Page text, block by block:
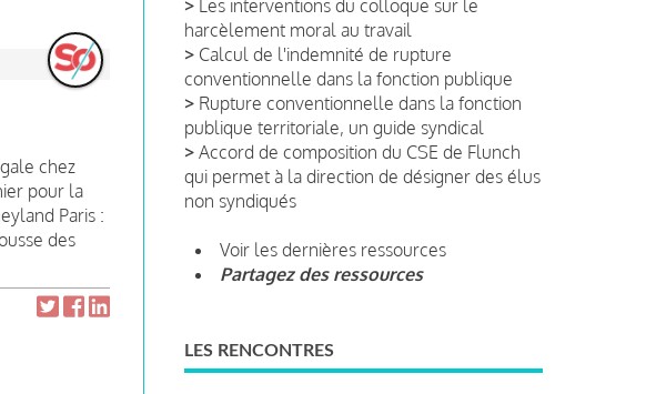
chez
pour la
Paris :
des
> Les interventions du colloque sur le
harcèlement moral au travail
> Calcul de l'indemnité de rupture
conventionnelle dans la fonction publique
> Rupture conventionnelle dans la fonction
publique territoriale, un guide syndical
> Accord de composition du CSE de Flunch
qui permet à la direction de désigner des élus
non syndiqués
Voir les dernières ressources
Partagez des ressources
LES RENCONTRES